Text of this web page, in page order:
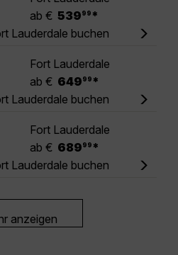
ab € 539 99 *
Lauderdale buchen
Fort Lauderdale
ab € 649 99 *
Lauderdale buchen
Fort Lauderdale
ab € 689 99 *
Lauderdale buchen
anzeigen